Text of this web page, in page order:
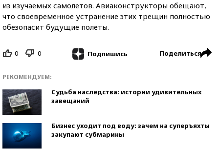
из изучаемых самолетов. Авиаконструкторы обещают,
что своевременное устранение этих трещин полностью
обезопасит будущие полеты.
0 0 Подпишись Поделиться
РЕКОМЕНДУЕМ:
Судьба наследства: истории удивительных
завещаний
Бизнес уходит под воду: зачем на суперъяхты
закупают субмарины